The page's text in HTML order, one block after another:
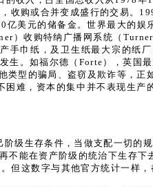
收购或合并变成盛行的交易。
美元的储备金。世界最大的
）收购特纳广播网系统（
巾纸，及卫生纸最大宗的纸
生。如福尔德（Forte），英
型的骗局、盗窃及欺诈等，正
难，资本的集中并不表现生
级生存条件，当做支配一切
能在资产阶级的统治下生存
但这数字与其他官方统计一